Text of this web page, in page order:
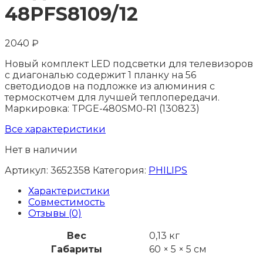
48PFS8109/12
2040 ₽
Новый комплект LED подсветки для телевизоров
с диагональю содержит 1 планку на 56
светодиодов на подложке из алюминия с
термоскотчем для лучшей теплопередачи.
Маркировка: TPGE-480SM0-R1 (130823)
Все характеристики
Нет в наличии
Артикул: 3652358 Категория: PHILIPS
Характеристики
Совместимость
Отзывы (0)
Вес
0,13 кг
Габариты
60 × 5 × 5 см